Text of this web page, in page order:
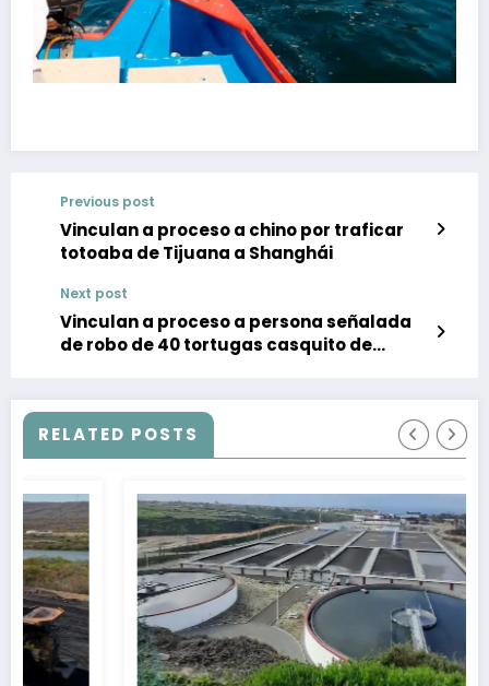
Previous post
Vinculan a proceso a chino por traficar
totoaba de Tijuana a Shanghái
Next post
Vinculan a proceso a persona señalada
de robo de 40 tortugas casquito de
RELATED POSTS